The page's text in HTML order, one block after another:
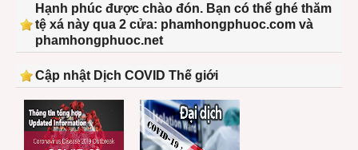
Hạnh phúc được chào đón. Bạn có thể ghé thăm
tệ xá này qua 2 cửa: phamhongphuoc.com và
phamhongphuoc.net
Cập nhật Dịch COVID Thế giới